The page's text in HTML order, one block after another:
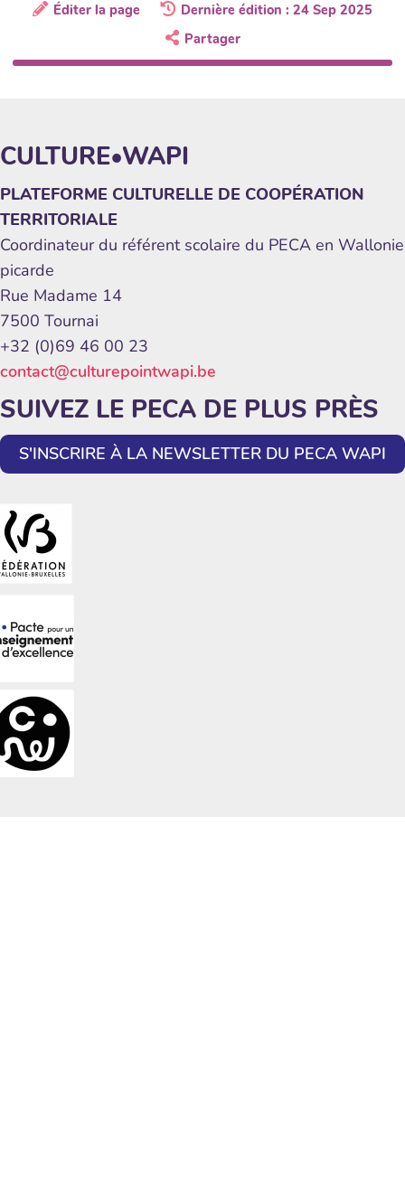
Éditer la page
Dernière édition : 24 Sep 2025
Partager
CULTURE•WAPI
PLATEFORME CULTURELLE DE COOPÉRATION
TERRITORIALE
Coordinateur du référent scolaire du PECA en Wallonie
picarde
Rue Madame 14
7500 Tournai
+32 (0)69 46 00 23
contact@culturepointwapi.be
SUIVEZ LE PECA DE PLUS PRÈS
S'INSCRIRE À LA NEWSLETTER DU PECA WAPI